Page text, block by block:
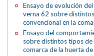
Ensayo de evolución
verna 62 sobre
convencional en la
Ensayo del
sobre distintos tipos de
comarca de la huerta